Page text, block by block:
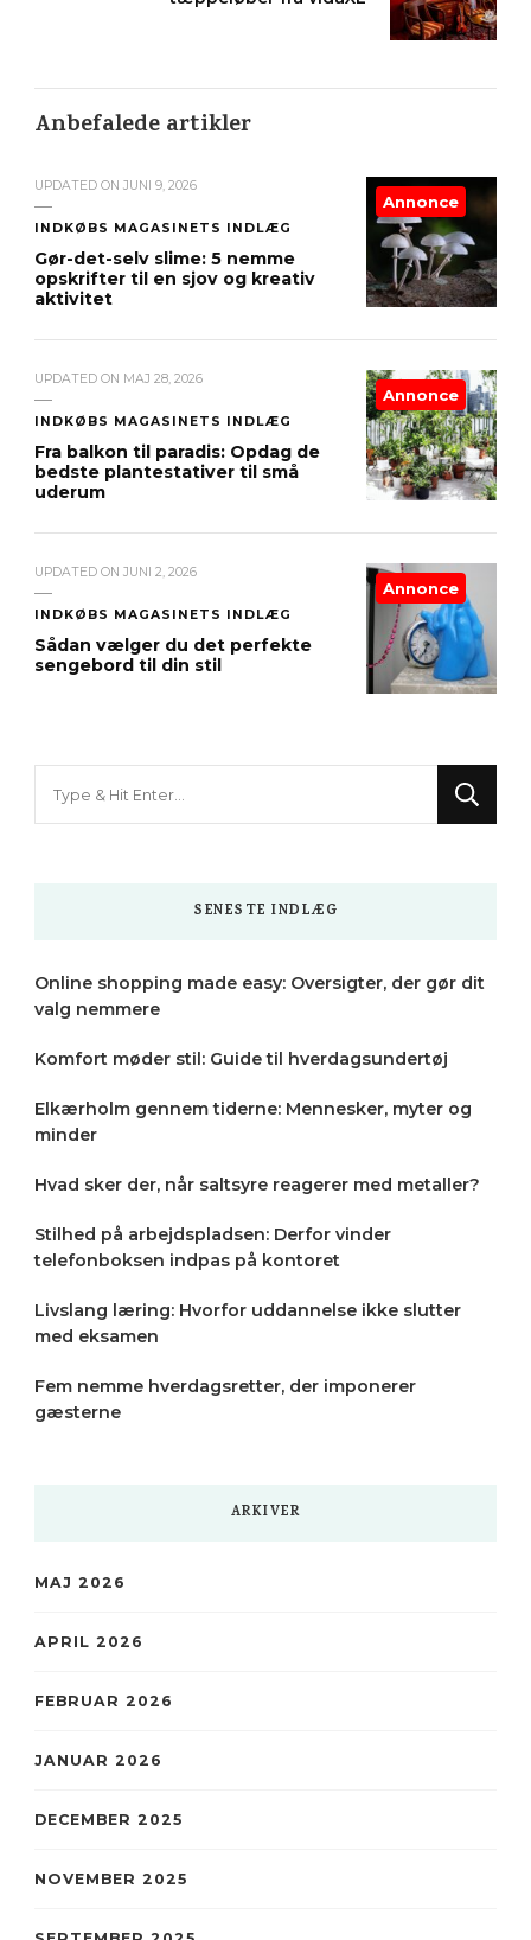
Anbefalede artikler
UPDATED ON JUNI 9, 2026
INDKØBS MAGASINETS INDLÆG
Gør-det-selv slime: 5 nemme
opskrifter til en sjov og kreativ
aktivitet
Annonce
UPDATED ON MAJ 28, 2026
INDKØBS MAGASINETS INDLÆG
Fra balkon til paradis: Opdag de
bedste plantestativer til små
uderum
Annonce
UPDATED ON JUNI 2, 2026
INDKØBS MAGASINETS INDLÆG
Sådan vælger du det perfekte
sengebord til din stil
Annonce
SENESTE INDLÆG
Online shopping made easy: Oversigter, der gør dit
valg nemmere
Komfort møder stil: Guide til hverdagsundertøj
Elkærholm gennem tiderne: Mennesker, myter og
minder
Hvad sker der, når saltsyre reagerer med metaller?
Stilhed på arbejdspladsen: Derfor vinder
telefonboksen indpas på kontoret
Livslang læring: Hvorfor uddannelse ikke slutter
med eksamen
Fem nemme hverdagsretter, der imponerer
gæsterne
ARKIVER
MAJ 2026
APRIL 2026
FEBRUAR 2026
JANUAR 2026
DECEMBER 2025
NOVEMBER 2025